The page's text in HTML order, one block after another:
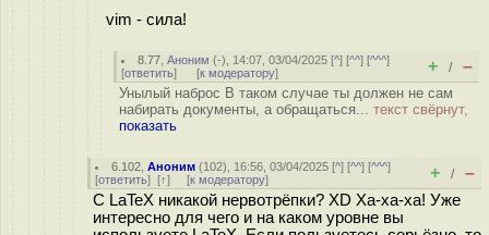
vim - сила!
8.77 ,Аноним (-), 14:07, 03/04/2025 [^] [^^] [^^^]
[ответить] [к модератору] + / –
Унылый наброс В таком случае ты должен не сам
набирать документы, а обращаться... текст свёрнут,
показать
6.102 ,Аноним (102), 16:56, 03/04/2025 [^] [^^] [^^^]
[ответить] [↑] [к модератору] + / –
С LaTeX никакой нервотрёпки? XD Ха-ха-ха! Уже
интересно для чего и на каком уровне вы